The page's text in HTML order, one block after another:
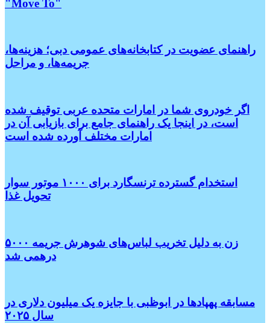
"Move To"
راهنمای عضویت در کتابخانه‌های عمومی دبی؛ هزینه‌ها،
جریمه‌ها، و مراحل
اگر خودروی شما در امارات متحده عربی توقیف شده
است، در اینجا یک راهنمای جامع برای بازیابی آن در
امارات مختلف آورده شده است
استخدام گسترده ترنسگارد برای ۱۰۰۰ موتور سوار
تحویل غذا
زن به دلیل تخریب لباس‌های شوهرش جریمه ۵۰۰۰
درهمی شد
مسابقه پهپادها در ابوظبی با جایزه یک میلیون دلاری در
سال ۲۰۲۵